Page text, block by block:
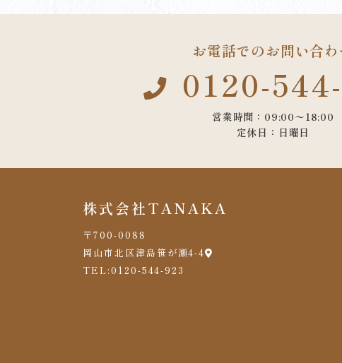
お電話でのお問い合わ
0120-
営業時間：09:00〜18:00
定休日：日曜日
株式会社TANAKA
〒700-0088
岡山市北区津島笹が瀬4-4
TEL:0120-544-923